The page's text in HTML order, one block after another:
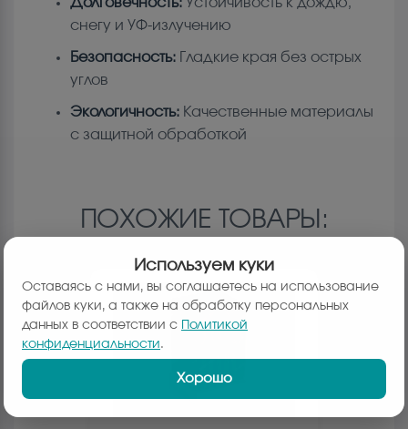
снегу и УФ-излучению
Безопасность: Гладкие края без острых
углов
Экологичность: Качественные материалы
с защитной обработкой
ПОХОЖИЕ ТОВАРЫ:
Используем куки
Оставаясь с нами, вы соглашаетесь на использование
файлов куки, а также на обработку персональных
данных в соответствии с Политикой
конфиденциальности.
Хорошо